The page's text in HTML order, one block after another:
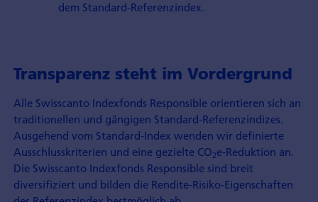
dem Standard-Referenzindex.
Transparenz steht im Vordergrund
Alle Swisscanto Indexfonds Responsible orientieren sich an
traditionellen und gängigen Standard-Referenzindizes.
Ausgehend vom Standard-Index wenden wir definierte
Ausschlusskriterien und eine gezielte CO2e-Reduktion an.
Die Swisscanto Indexfonds Responsible sind breit
diversifiziert und bilden die Rendite-Risiko-Eigenschaften